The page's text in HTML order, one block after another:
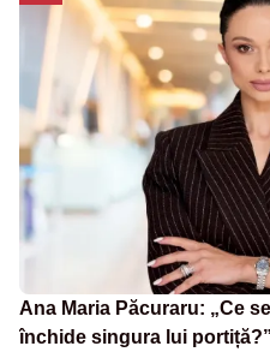
Ana Maria Păcuraru: „Ce
închide singura lui portiță?”